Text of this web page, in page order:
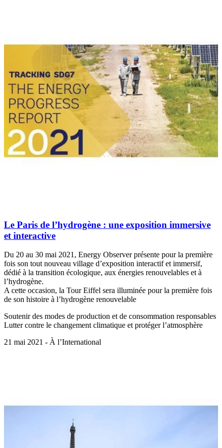
Le Paris de l’hydrogène : une exposition immersive
et interactive
Du 20 au 30 mai 2021, Energy Observer présente pour la première
fois son tout nouveau village d’exposition interactif et immersif,
dédié à la transition écologique, aux énergies renouvelables et à
l’hydrogène.
A cette occasion, la Tour Eiffel sera illuminée pour la première fois
de son histoire à l’hydrogène renouvelable
Soutenir des modes de production et de consommation responsables
Lutter contre le changement climatique et protéger l’atmosphère
21 mai 2021 - À l’International